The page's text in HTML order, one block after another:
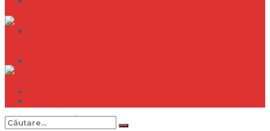
Internațional